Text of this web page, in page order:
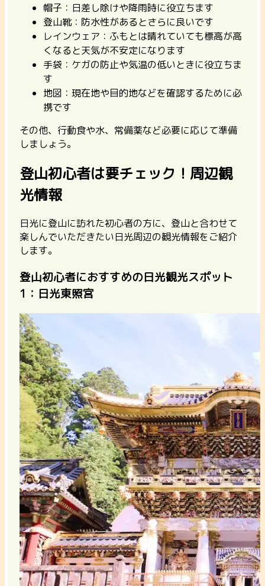
帽子：日差し除けや降雨時に役立ちます
登山靴：防水性があるとさらに良いです
レインウェア：ふもとは晴れていても標高が高
くなると天気が不安定になります
手袋：ケガの防止や気温の低いときに役立ちま
す
地図：現在地や目的地などを確認するために必
携です
その他、行動食や水、常備薬など必要に応じて準備
しましょう。
登山初心者は要チェック！周辺観
光情報
日光に登山に訪れた初心者の方に、登山と合わせて
楽しんでいただきたい日光周辺の観光情報をご紹介
します。
登山初心者におすすめの日光観光スポット
1：日光東照宮